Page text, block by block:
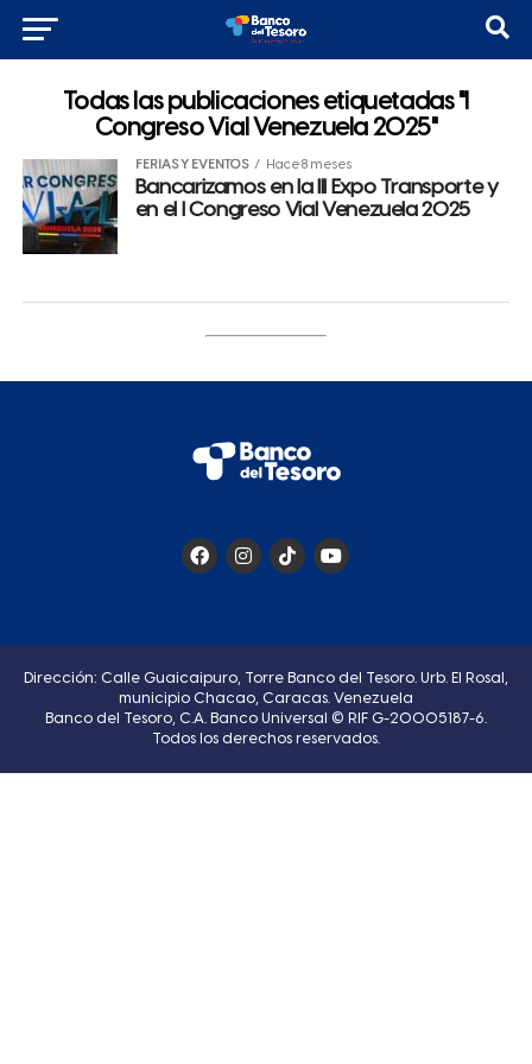
Todas las publicaciones etiquetadas "I
Congreso Vial Venezuela 2025"
FERIAS Y EVENTOS Hace 8 meses
Bancarizamos en la III Expo Transporte y
en el I Congreso Vial Venezuela 2025
Dirección: Calle Guaicaipuro, Torre Banco del Tesoro. Urb. El Rosal,
municipio Chacao, Caracas. Venezuela
Banco del Tesoro, C.A. Banco Universal © RIF G-20005187-6.
Todos los derechos reservados.